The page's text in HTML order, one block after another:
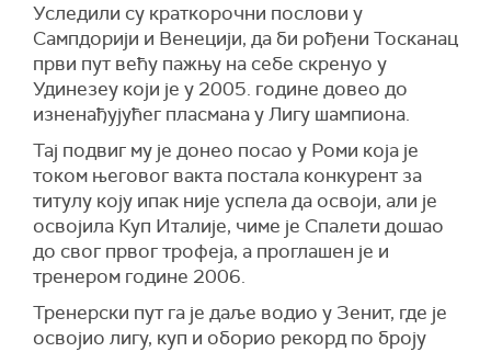
Уследили су краткорочни послови у
Сампдорији и Венецији, да би рођени Тосканац
први пут већу пажњу на себе скренуо у
Удинезеу који је у 2005. године довео до
изненађујућег пласмана у Лигу шампиона.
Тај подвиг му је донео посао у Роми која је
током његовог вакта постала конкурент за
титулу коју ипак није успела да освоји, али је
освојила Куп Италије, чиме је Спалети дошао
до свог првог трофеја, а проглашен је и
тренером године 2006.
Тренерски пут га је даље водио у Зенит, где је
освојио лигу, куп и оборио рекорд по броју